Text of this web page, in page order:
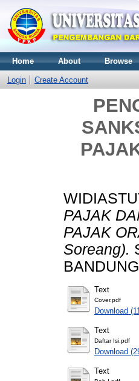
Home About Browse
Login Create Account
PAJAK
PAJAK
Soreang).
Text
Cover.pdf
Download
Text
Daftar Isi.pdf
Download
Text